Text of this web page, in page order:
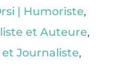
| Humoriste,
et Auteure,
Journaliste,